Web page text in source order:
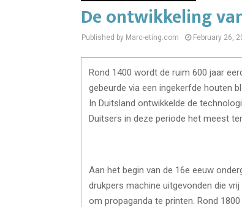
De ontwikkeling
Published by Marc-eting.com February 26,
Rond 1400 wordt de ruim 600 jaar
gebeurde via een ingekerfde houten
In Duitsland ontwikkelde de
Duitsers in deze periode het meest ter
Aan het begin van de 16e eeuw
drukpers machine uitgevonden die
om propaganda te printen. Rond